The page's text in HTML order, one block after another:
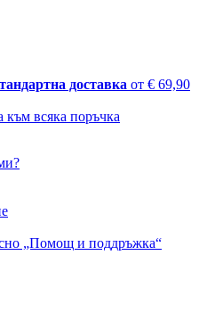
доставка от € 69,90
към всяка поръчка
„Помощ и поддръжка“